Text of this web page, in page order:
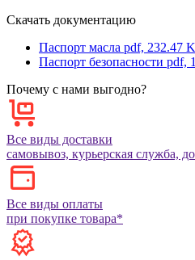
Скачать документацию
Паспорт масла pdf, 232.47
Паспорт безопасности pdf,
Почему с нами выгодно?
Все виды доставки
самовывоз, курьерская служба,
Все виды оплаты
при покупке товара*